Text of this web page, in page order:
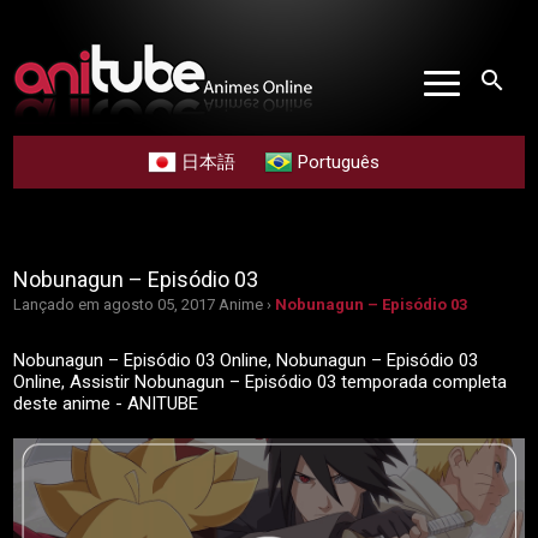
search
日本語 Português
Nobunagun – Episódio 03
Lançado em agosto 05, 2017 Anime › Nobunagun – Episódio 03
Nobunagun – Episódio 03 Online, Nobunagun – Episódio 03
Online, Assistir Nobunagun – Episódio 03 temporada completa
deste anime - ANITUBE